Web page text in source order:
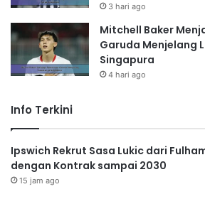
3 hari ago
Mitchell Baker
Garuda Menjelang
Singapura
4 hari ago
Info Terkini
Ipswich Rekrut Sasa Lukic dari
dengan Kontrak sampai 2030
15 jam ago